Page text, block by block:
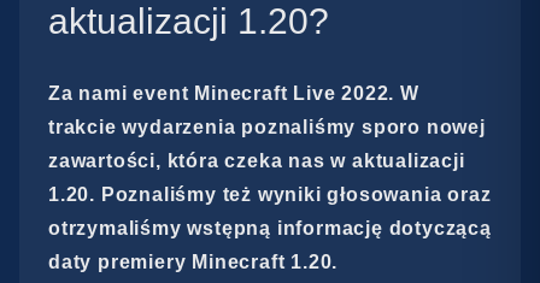
aktualizacji 1.20?
Za nami event Minecraft Live 2022. W
trakcie wydarzenia poznaliśmy sporo nowej
zawartości, która czeka nas w aktualizacji
1.20. Poznaliśmy też wyniki głosowania oraz
otrzymaliśmy wstępną informację dotyczącą
daty premiery Minecraft 1.20.